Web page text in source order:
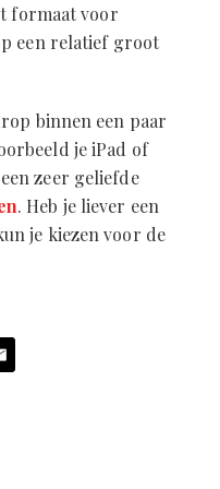
formaat voor
een relatief groot
binnen een paar
je iPad of
zeer geliefde
. Heb je liever een
je kiezen voor de